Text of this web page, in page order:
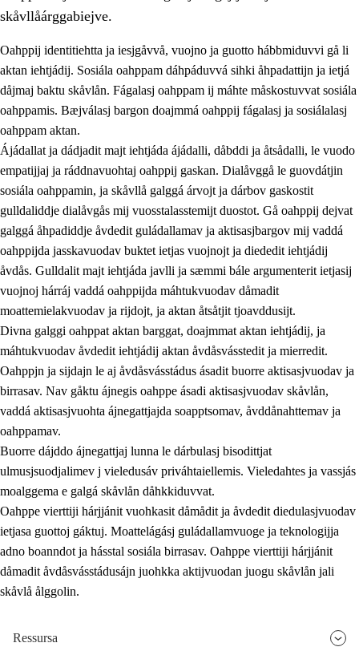
2. Prinsihpa oahppama, åvddånahttema ja ávddama hárráj
2.1 Sosiála oahppam ja åvddånibme
2.2 Máhtudahka fágáj hárráj
2.3 Vuodulasj tjehpudagá
2.4 Oahppat oahppat
Doaresfágalasj tiemá
skåvllåárggabiejve.
Oahppij identitiehtta ja iesjgåvvå, vuojno ja guotto hábbmiduvvi gå li
aktan iehtjádij. Sosiála oahppam dáhpáduvvá sihki åhpadattijn ja ietjá
dåjmaj baktu skåvlån. Fágalasj oahppam ij máhte måskostuvvat sosiála
oahppamis. Bæjválasj bargon doajmmá oahppij fágalasj ja sosiálalasj
oahppam aktan.
Ájádallat ja dádjadit majt iehtjáda ájádalli, dåbddi ja åtsådalli, le vuodo
empatijjaj ja ráddnavuohtaj oahppij gaskan. Dialåvggå le guovdátjin
sosiála oahppamin, ja skåvllå galggá árvojt ja dárbov gaskostit
gulldaliddje dialåvgås mij vuosstalasstemijt duostot. Gå oahppij dejvat
galggá åhpadiddje åvdedit guládallamav ja aktisasjbargov mij vaddá
oahppijda jasskavuodav buktet ietjas vuojnojt ja diededit iehtjádij
åvdås. Gulldalit majt iehtjáda javlli ja sæmmi bále argumenterit ietjasij
vuojnoj hárráj vaddá oahppijda máhtukvuodav dåmadit
moattemielakvuodav ja rijdojt, ja aktan åtsåtjit tjoavddusijt.
Divna galggi oahppat aktan barggat, doajmmat aktan iehtjádij, ja
máhtukvuodav åvdedit iehtjádij aktan åvdåsvásstedit ja mierredit.
Oahppjn ja sijdajn le aj åvdåsvásstádus ásadit buorre aktisasjvuodav ja
birrasav. Nav gåktu ájnegis oahppe ásadi aktisasjvuodav skåvlån,
vaddá aktisasjvuohta ájnegattjajda soapptsomav, åvddånahttemav ja
oahppamav.
Buorre dájddo ájnegattjaj lunna le dárbulasj bisodittjat
ulmusjsuodjalimev j vieledusáv priváhtaiellemis. Vieledahtes ja vassjás
moalggema e galgá skåvlån dåhkkiduvvat.
Oahppe vierttiji hárjjánit vuohkasit dåmådit ja åvdedit diedulasjvuodav
ietjasa guottoj gáktuj. Moattelágásj guládallamvuoge ja teknologijja
adno boanndot ja hásstal sosiála birrasav. Oahppe vierttiji hárjjánit
dåmadit åvdåsvásstádusájn juohkka aktijvuodan juogu skåvlån jali
skåvlå ålggolin.
Ressursa